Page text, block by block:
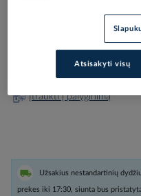
Elektrobalt prekės kodas
Įtraukti į palyginimą
Užsakius nestandartinių
prekes iki 17:30, siunta bus
Atsisakyti visų